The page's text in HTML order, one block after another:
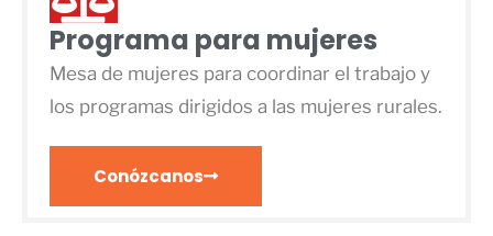
Programa para mujeres
Mesa de mujeres para coordinar el trabajo y
los programas dirigidos a las mujeres rurales.
Conózcanos